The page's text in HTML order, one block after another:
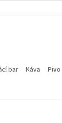
bar Káva Pivo